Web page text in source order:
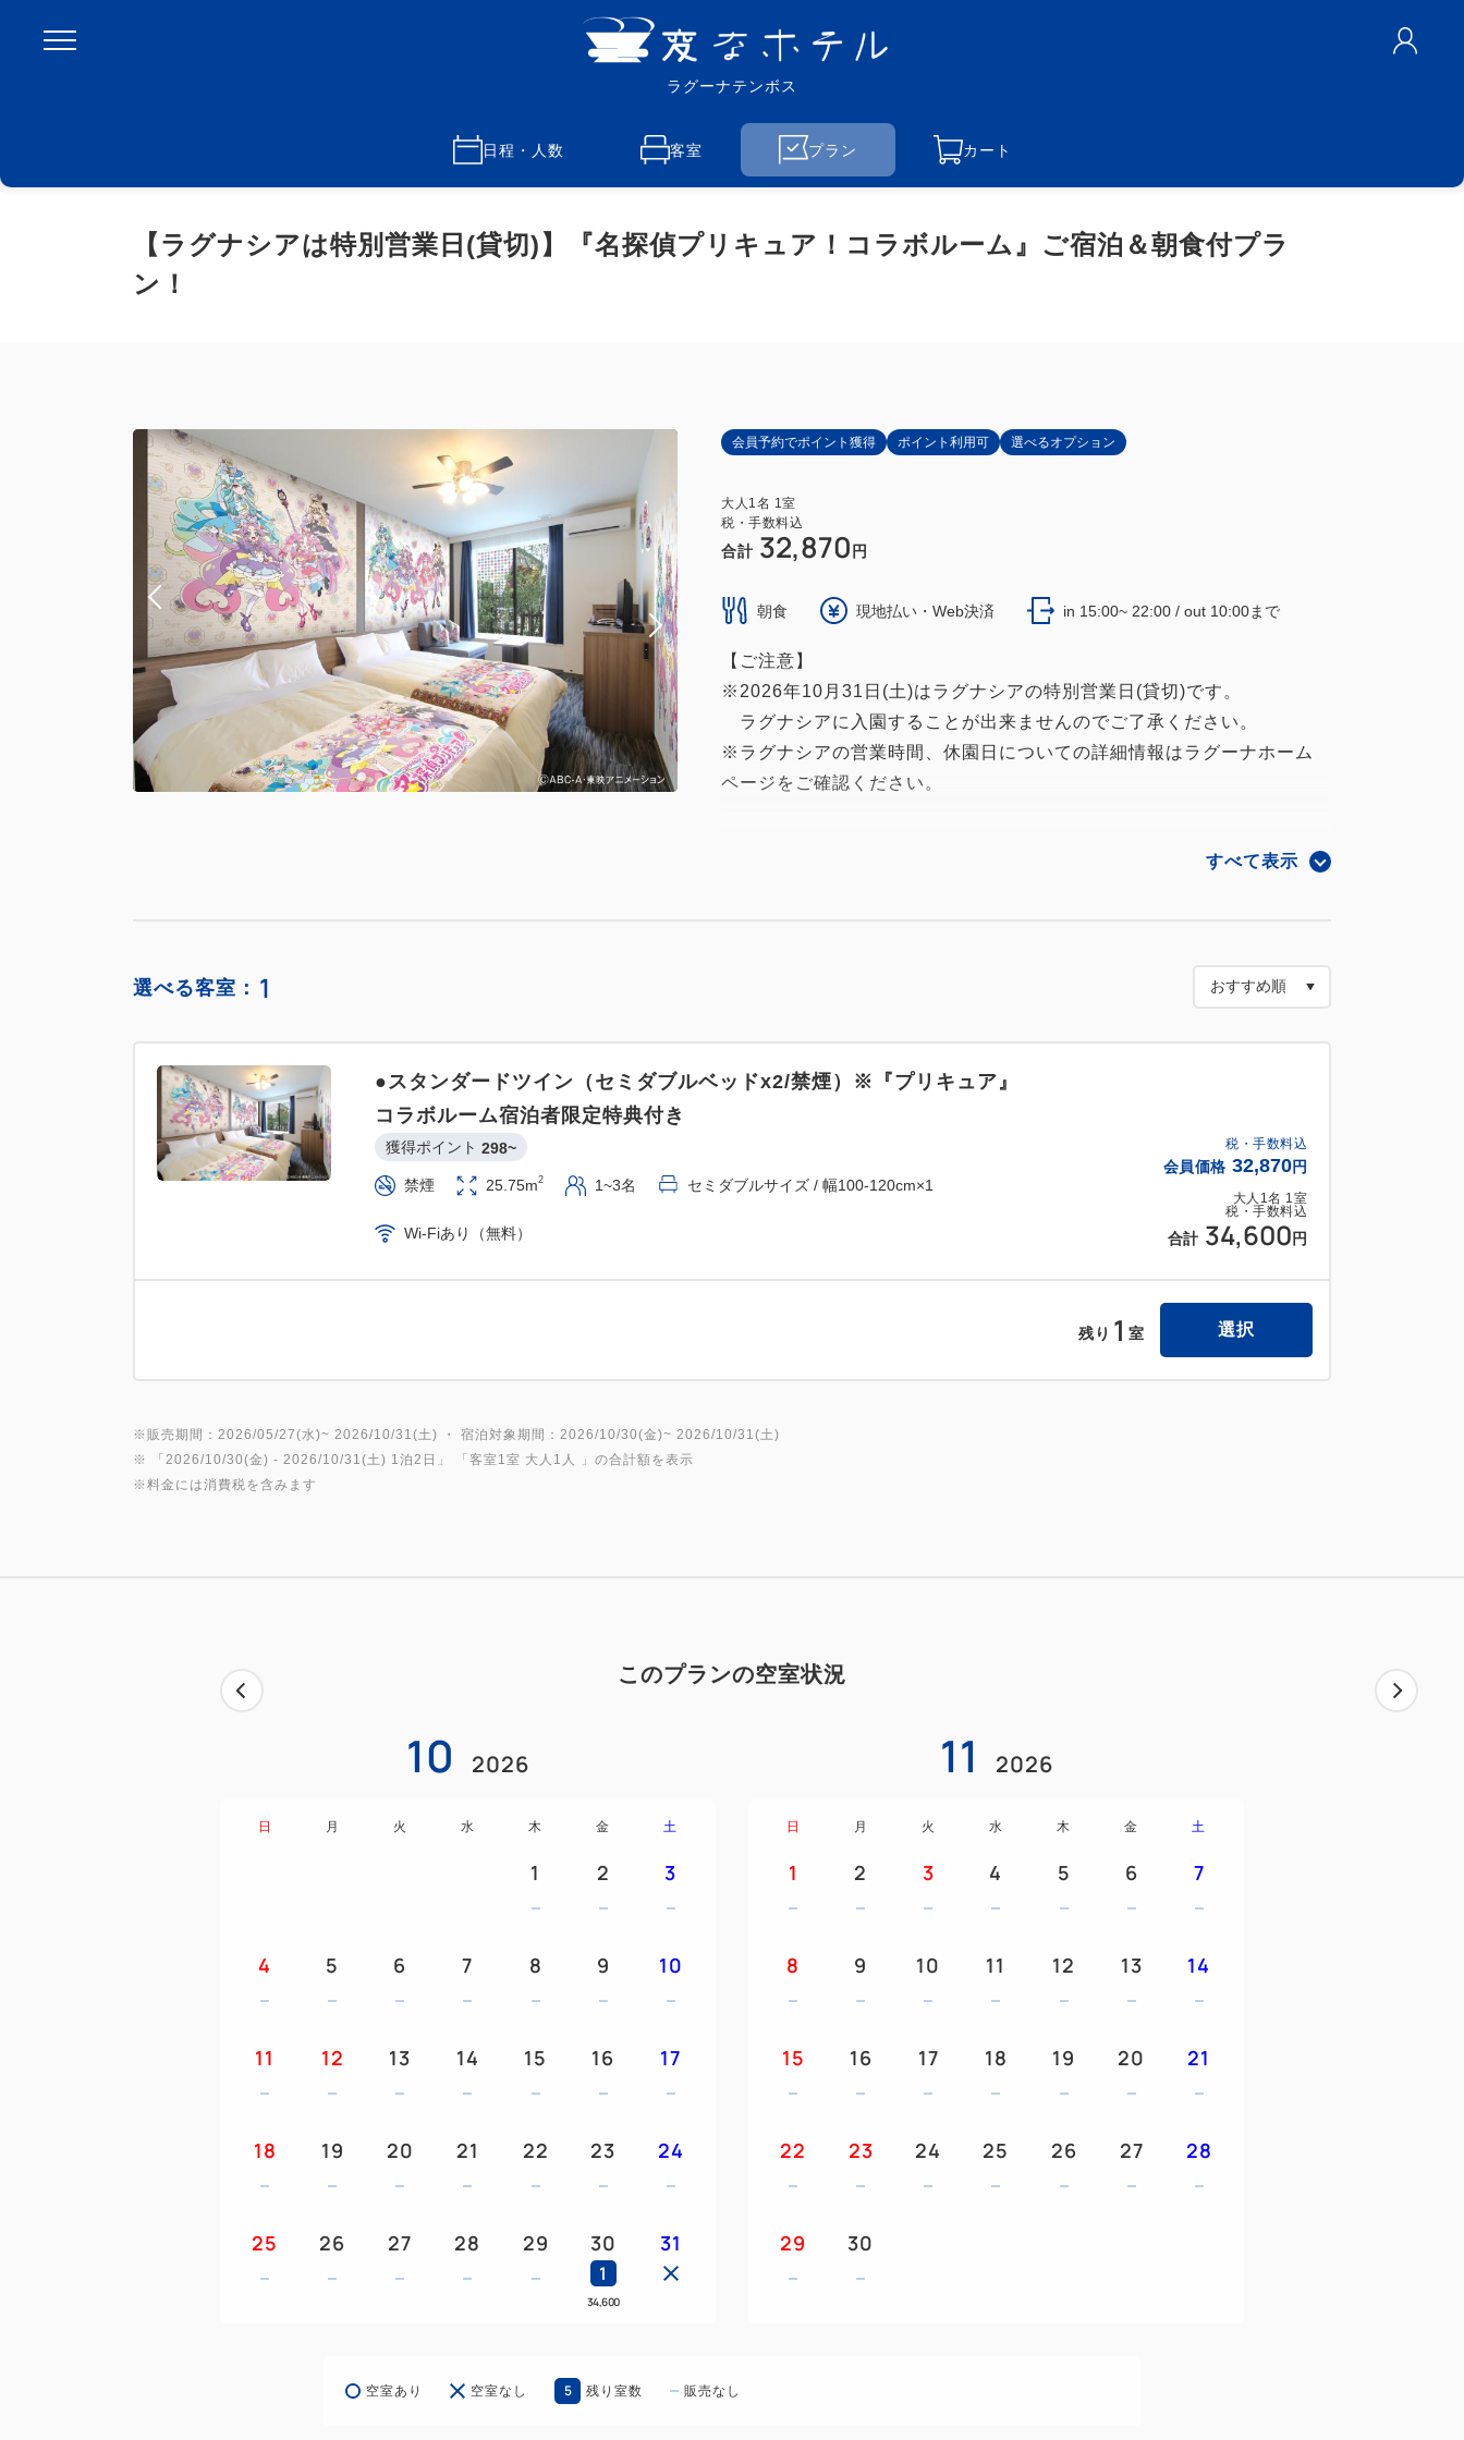
ラグーナテンボス
日程・人数 客室 プラン カート
【ラグナシアは特別営業日(貸切)】『名探偵プリキュア！コラボルーム』ご宿泊＆朝食付プラ
ン！
会員予約でポイント獲得 ポイント利用可 選べるオプション
大人 1名 1室
税・手数料込
合計 32,870 円
朝食 現地払い・Web決済 in 15:00~ 22:00 / out 10:00まで
【ご注意】
※2026年10月31日(土)はラグナシアの特別営業日(貸切)です。
ラグナシアに入園することが出来ませんのでご了承ください。
※ラグナシアの営業時間、休園日についての詳細情報はラグーナホーム
ページをご確認ください。
（但し、1室につき最大2名様まで）
４ 特典としてプリキュアグッズの「びっくらたまご」が付きます☆
※在庫状況により商品が変更になる場合がございます。
※グッズ等は小学生以下のお子様のみ対象です。
小学生・・・4,350円 幼児（3歳以上）・・・0円
当ホテルでは正ベッドをご利用のご人数1名様につき、
消防法により正ベッド1台につき2名様以上の添い寝のお子様の
受け入れは致しかねますので予めご了承ください
【駐車場のご案内】
■ホテル駐車場／普通車 100台
【キャンセルポリシー】
キャンセルのご連絡をいただいた日を基準として、
14日前から8日前：10％
7日前から2日前：20％
当日：80％
不泊：100％
すべて表示
選べる客室： 1
税・手数料込
会員価格 32,870円
大人 1名 1室
税・手数料込
合計 34,600 円
●スタンダードツイン（セミダブルベッドx2/禁煙）※『プリキュア』
コラボルーム宿泊者限定特典付き
獲得ポイント 298~
禁煙 25.75m2 1~3名 セミダブルサイズ / 幅100-120cm×1
Wi-Fiあり（無料）
残り 1 室 選択
※販売期間：2026/05/27(水)~ 2026/10/31(土) ・ 宿泊対象期間：2026/10/30(金)~ 2026/10/31(土)
※ 「 2026/10/30(金) - 2026/10/31(土) 1泊2日 」 「 客室1室 大人1人
」の合計額を表示
※料金には消費税を含みます
このプランの空室状況
10 2026
日 月 火 水 木 金 土
1 2 3
4 5 6 7 8 9 10
11 12 13 14 15 16 17
18 19 20 21 22 23 24
25 26 27 28 29 30
1
34,600
31
11 2026
日 月 火 水 木 金 土
1 2 3 4 5 6 7
8 9 10 11 12 13 14
15 16 17 18 19 20 21
22 23 24 25 26 27 28
29 30
空室あり 空室なし 5 残り室数 販売なし